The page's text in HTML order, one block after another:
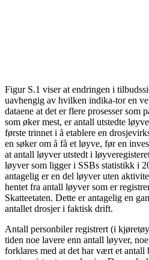
Figur S.1 viser at endringen i
uavhengig av hvilken indika-tor en
dataene at det er flere prosesser som
som øker mest, er antall utstedte
første trinnet i å etablere en
en søker om å få et løyve, før en
at antall løyver utstedt i
løyver som ligger i SSBs statistikk i
antagelig er en del løyver uten
hentet fra antall løyver som er
Skatteetaten. Dette er antagelig en
antallet drosjer i faktisk drift.
Antall personbiler registrert (i
tiden noe lavere enn antall løyver,
forklares med at det har vært et antall